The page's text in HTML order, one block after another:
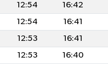
12:54 16:42
12:54 16:41
12:53 16:41
12:53 16:40